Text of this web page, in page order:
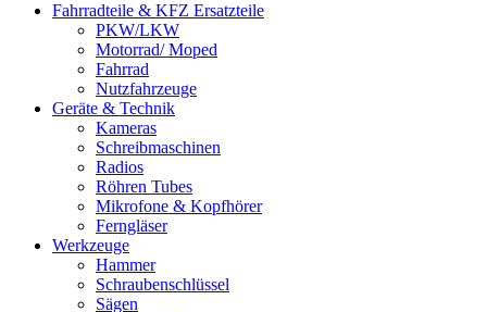
Fahrradteile & KFZ Ersatzteile
PKW/LKW
Motorrad/ Moped
Fahrrad
Nutzfahrzeuge
Geräte & Technik
Kameras
Schreibmaschinen
Radios
Röhren Tubes
Mikrofone & Kopfhörer
Ferngläser
Werkzeuge
Hammer
Schraubenschlüssel
Sägen